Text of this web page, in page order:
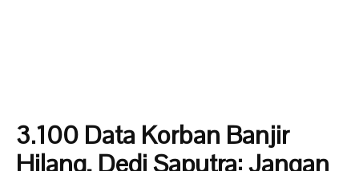
3.100 Data Korban Banjir
Hilang, Dedi Saputra: Jangan